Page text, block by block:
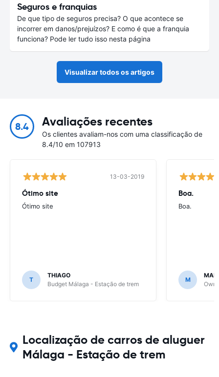
Seguros e franquias
De que tipo de seguros precisa? O que acontece se
incorrer em danos/prejuízos? E como é que a franquia
funciona? Pode ler tudo isso nesta página
Visualizar todos os artigos
8.4 Avaliações recentes
Os clientes avaliam-nos com uma classificação de
8.4/10 em 107913
13-03-2019
Ótimo site
Ótimo site
T
THIAGO
Budget Málaga - Estação de trem
Boa.
Boa.
M
Localização de carros de aluguer
Málaga - Estação de trem